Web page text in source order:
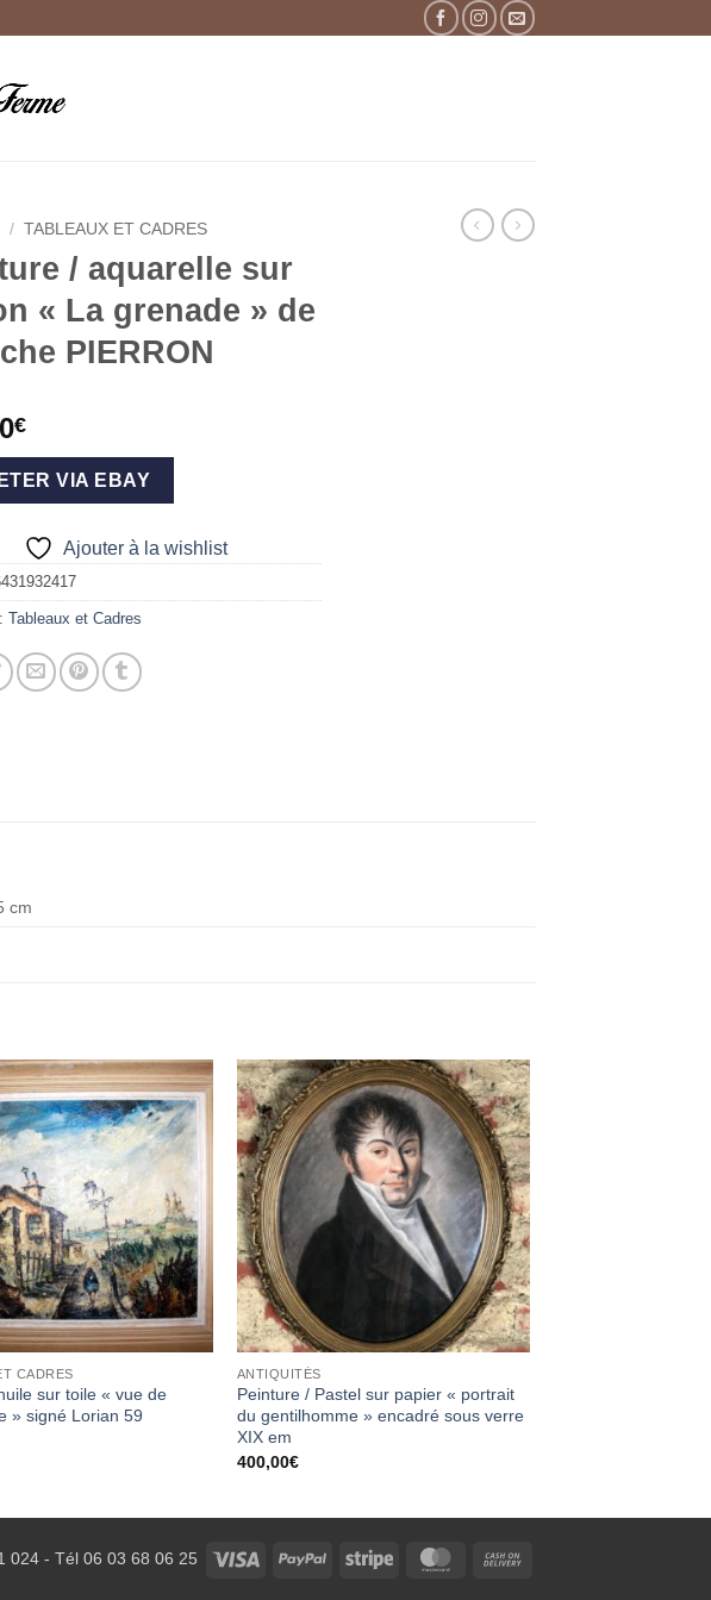
/ TABLEAUX ET CADRES
/ aquarelle sur
« La grenade » de
PIERRON
€
VIA EBAY
Ajouter à la wishlist
Tableaux et Cadres
cm
Ajouter
à la
wishlist
CADRES
sur toile « vue de
» signé Lorian 59
Ajouter
à la
wishlist
ANTIQUITÉS
Peinture / Pastel sur papier « portrait
du gentilhomme » encadré sous verre
XIX em
400,00€
024 - Tél 06 03 68 06 25 Visa PayPal Stripe MasterCard